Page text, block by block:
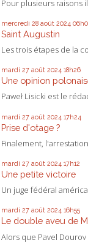
Pour plusieurs raisons
mercredi 28 août 2024
Saint Augustin
Les trois étapes de la
mardi 27 août 2024 18h26
Une opinion
Paweł Lisicki est le
mardi 27 août 2024 17h24
Prise d'otage ?
Finalement,
mardi 27 août 2024 17h12
Une petite victoire
Un juge fédéral
mardi 27 août 2024 16h55
Le double aveu de
Alors que Pavel Dourov